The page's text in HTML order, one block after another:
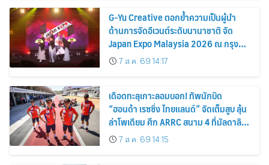
G-Yu Creative ตอกย้ำความเป็นผู้นำ
ด้านการจัดอีเวนต์ระดับนานาชาติ จัด
Japan Expo Malaysia 2026 ณ กรุง
กัวลาลัมเปอร์อย่างยิ่งใหญ่
7 ส.ค. 69 14:17
เดือดทะลุเกาะลอมบอก! ทัพนักบิด
“ฮอนด้า เรซซิ่ง ไทยแลนด์” จัดเต็มสูบ ลุ้น
ล่าโพเดียม ศึก ARRC สนาม 4 ที่มัลดาลิ
กา 7 ส.ค. 69 14:15